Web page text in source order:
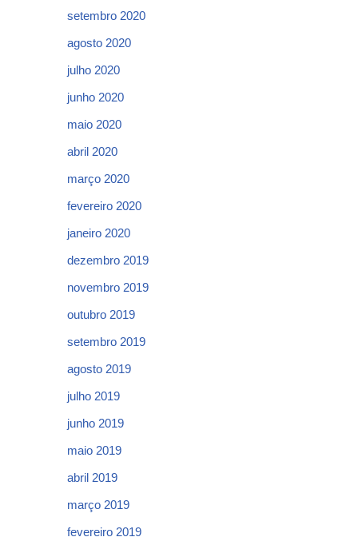
setembro 2020
agosto 2020
julho 2020
junho 2020
maio 2020
abril 2020
março 2020
fevereiro 2020
janeiro 2020
dezembro 2019
novembro 2019
outubro 2019
setembro 2019
agosto 2019
julho 2019
junho 2019
maio 2019
abril 2019
março 2019
fevereiro 2019